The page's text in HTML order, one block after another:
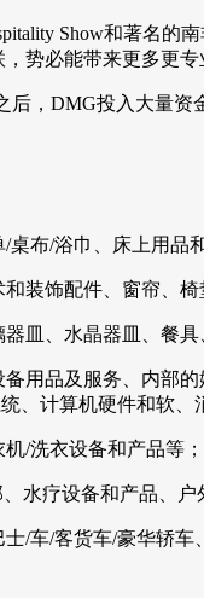
Show和著名
势必能带来更多更专
后，DMG投入大量
布/浴巾、床上用品
装饰配件、窗帘、
皿、水晶器皿、餐
用品及服务、内部
、计算机硬件和软
/洗衣设备和产品等；
水疗设备和产品、
/车/客货车/豪华轿